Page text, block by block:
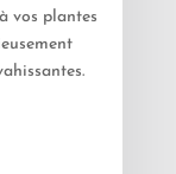
vos plantes